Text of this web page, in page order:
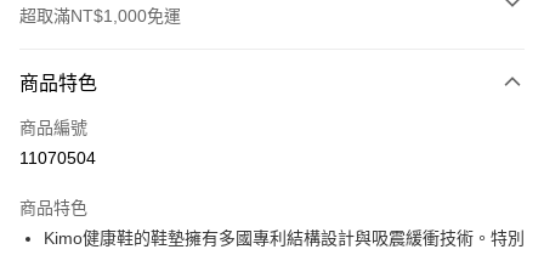
超取滿NT$1,000免運
信用卡一次付款
信用卡分期付款
合作金庫商業銀行
華南商業銀行
彰化商業銀行
超商取貨付款
商品特色
商品編號
11070504
商品特色
Kimo健康鞋的鞋墊擁有多國專利結構設計與吸震緩衝技術。特別